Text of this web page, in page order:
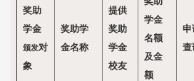
奖助
学金
颁发对
象
奖助学
金名称
提供
奖助
学金
校友
学金
名额
及金
额
申
查